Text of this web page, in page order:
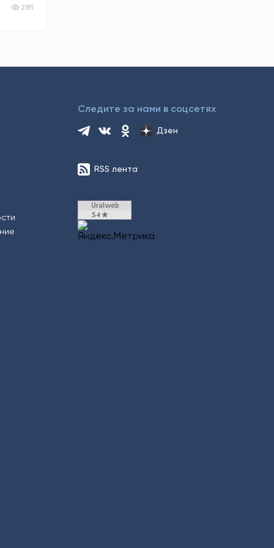
2181
Следите за нами в соцсетях
Дзен
RSS лента